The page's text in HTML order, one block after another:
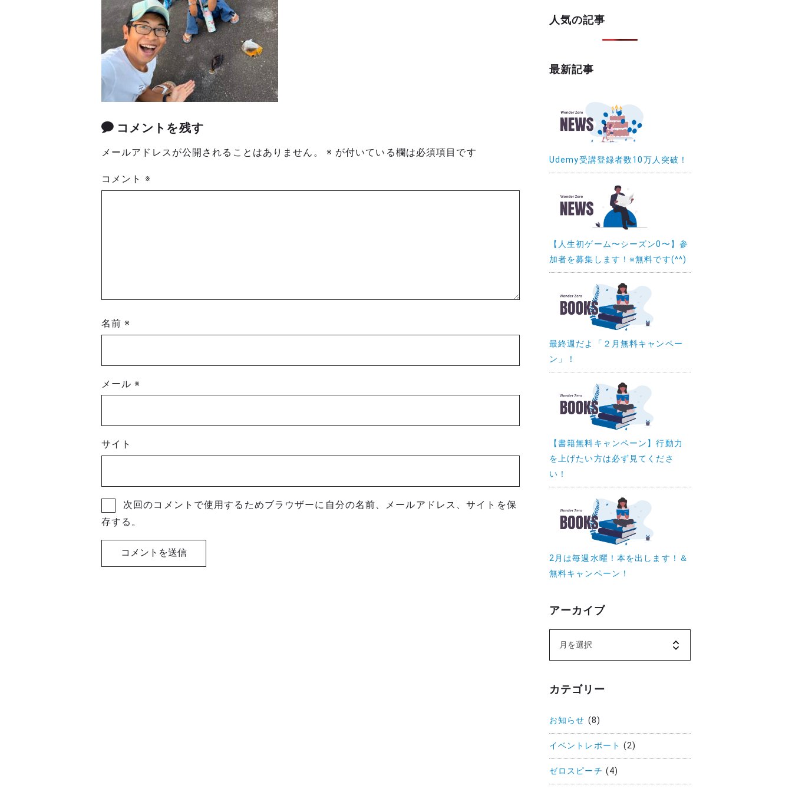
コメントを残す
メールアドレスが公開されることはありません。 ※ が付いている欄は必須項目です
コメント ※
名前※
メール※
サイト
次回のコメントで使用するためブラウザーに自分の名前、メールアドレス、サイトを保
存する。
人気の記事
最新記事
Udemy受講登録者数10万人突破！
【人生初ゲーム〜シーズン0〜】参
加者を募集します！※無料です(^^)
最終週だよ「２月無料キャンペー
ン」！
【書籍無料キャンペーン】行動力
を上げたい方は必ず見てくださ
い！
2月は毎週水曜！本を出します！＆
無料キャンペーン！
アーカイブ
カテゴリー
お知らせ (8)
イベントレポート (2)
ゼロスピーチ (4)